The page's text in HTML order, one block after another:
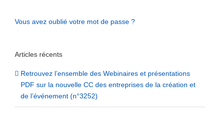
Vous avez oublié votre mot de passe ?
Articles récents
Retrouvez l’ensemble des Webinaires et présentations
PDF sur la nouvelle CC des entreprises de la création et
de l’événement (n°3252)